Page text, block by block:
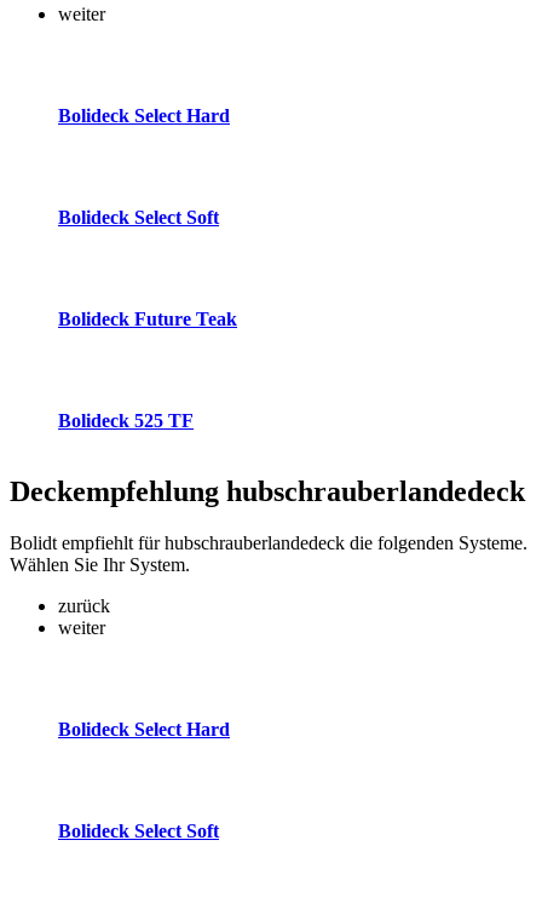
weiter
Bolideck Select Hard
Bolideck Select Soft
Bolideck Future Teak
Bolideck 525 TF
Deckempfehlung hubschrauberlandedeck
Bolidt empfiehlt für hubschrauberlandedeck die folgenden Systeme.
Wählen Sie Ihr System.
zurück
weiter
Bolideck Select Hard
Bolideck Select Soft